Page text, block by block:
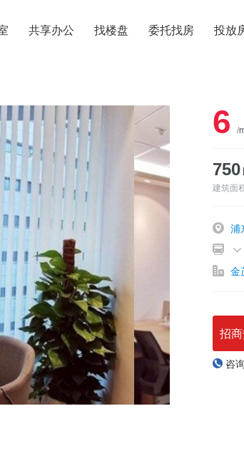
共享办公 找楼盘 委托找房 投放
6 /
建筑面
浦
金
招
咨